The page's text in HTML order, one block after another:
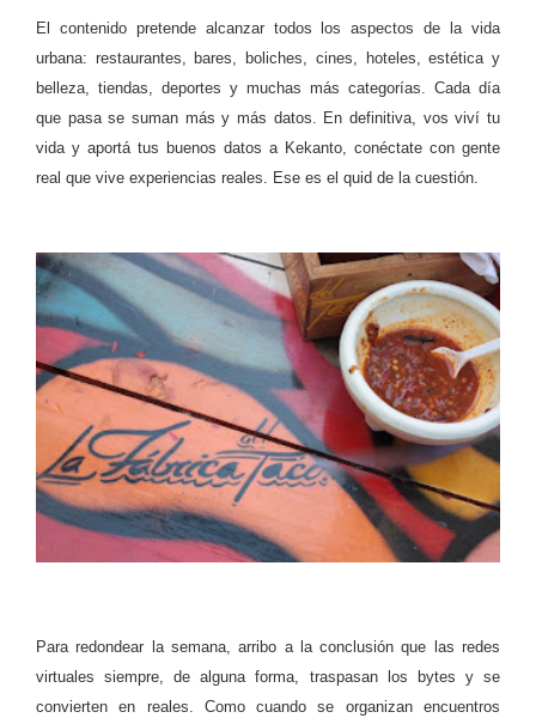
El contenido pretende alcanzar todos los aspectos de la vida
urbana: restaurantes, bares, boliches, cines, hoteles, estética y
belleza, tiendas, deportes y muchas más categorías. Cada día
que pasa se suman más y más datos. En definitiva, vos viví tu
vida y aportá tus buenos datos a Kekanto, conéctate con gente
real que vive experiencias reales. Ese es el quid de la cuestión.
Para redondear la semana, arribo a la conclusión que las redes
virtuales siempre, de alguna forma, traspasan los bytes y se
convierten en reales. Como cuando se organizan encuentros